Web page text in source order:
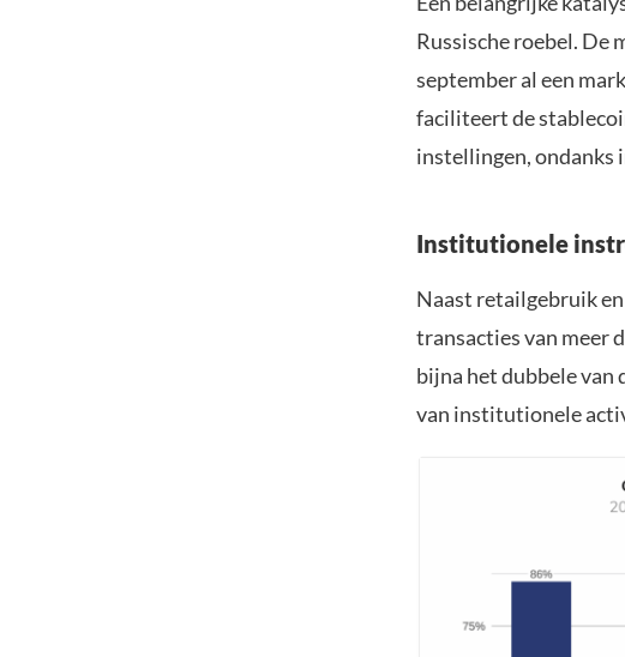
Russische roebel. De
september al een
faciliteert de
instellingen, ondanks
Institutionele
Naast retailgebruik
transacties van meer
bijna het dubbele van
van institutionele